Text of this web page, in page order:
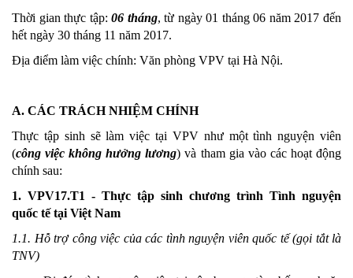
Thời gian thực tập:06 tháng, từ ngày 01 tháng 06 năm 2017 đến
hết ngày 30 tháng 11 năm 2017.
Địa điểm làm việc chính: Văn phòng VPV tại Hà Nội.
A. CÁC TRÁCH NHIỆM CHÍNH
Thực tập sinh sẽ làm việc tại VPV như một tình nguyện viên
(công việc không hưởng lương) và tham gia vào các hoạt động
chính sau:
1. VPV17.T1 - Thực tập sinh chương trình Tình nguyện
quốc tế tại Việt Nam
1.1. Hỗ trợ công việc của các tình nguyện viên quốc tế (gọi tắt là
TNV)